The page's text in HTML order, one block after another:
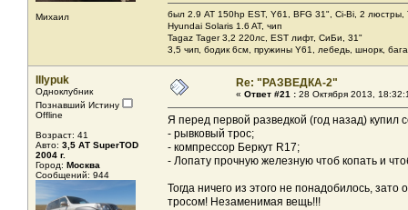
Михаил
был 2.9 AT 150hp EST, Y61, BFG 31", Ci-Bi, 2 люстры,
Hyundai Solaris 1.6 AT, чип
Tagaz Tager 3,2 220лс, EST лифт, СиБи, 31"
3,5 чип, бодик 6см, пружины Y61, лебедь, шнорк,
IIIypuk
Одноклубник
Познавший Истину
Offline
Возраст: 41
Авто: 3,5 АТ SuperTOD
2004 г.
Город: Москва
Сообщений: 944
Re: "РАЗВЕДКА-2"
« Ответ #21 : 28 Октября 2013,
Я перед первой разведкой (год назад) купил
- рывковый трос;
- компрессор Беркут R17;
- Лопату прочную железную чтоб копать и
Тогда ничего из этого не понадобилось,
тросом! Незаменимая вещь!!!